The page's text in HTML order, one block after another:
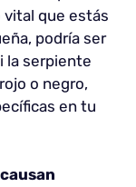
vital que estás
podría ser
la serpiente
o negro,
en tu